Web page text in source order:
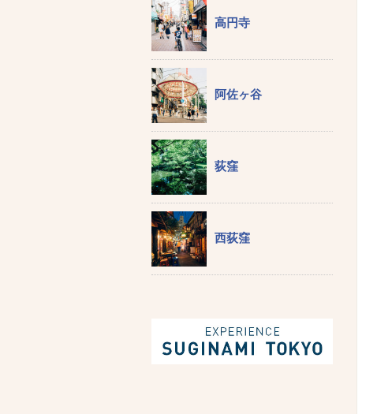
高円寺
阿佐ヶ谷
荻窪
西荻窪